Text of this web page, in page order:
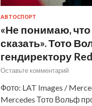
АВТОСПОРТ
«Не понимаю, что
сказать». Тото
гендиректору
Оставьте комментарий
Фото: LAT Images /
Mercedes Тото Вольф